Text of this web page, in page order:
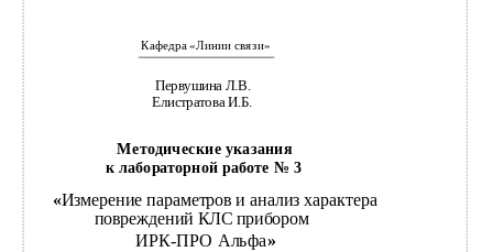
Кафедра «Линии связи»
Первушина Л.В.
Елистратова И.Б.
Методические указания
к лабораторной работе № 3
«Измерение параметров и анализ характера
повреждений КЛС прибором
ИРК-ПРО Альфа»